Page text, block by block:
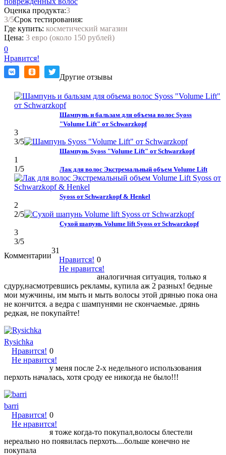
Оценка продукта:3
3/5Срок тестирования:
Где купить: косметический магазин
Цена: 3 евро (около 150 рублей)
0
Нравится!
Другие отзывы
Шампунь и бальзам для объема волос Syoss
"Volume Lift" от Schwarzkopf
3
3/5
Шампунь Syoss "Volume Lift" от Schwarzkopf
1
1/5 Лак для волос Экстремальный объем Volume Lift
Syoss от Schwarzkopf & Henkel
2
2/5
Сухой шапунь Volume lift Syoss от Schwarzkopf
3
3/5
Комментарии
31
Нравится!
Не нравится!
0
аналогичная ситуация, только я
сдуру,насмотревшись рекламы, купила аж 2 разных! бедные
мои мужчины, им мыть и мыть волосы этой дрянью пока она
не кончится. а ведра с шампунями не скончаемые. дрянь
редкая, не покупайте!
Rysichka
Нравится!
Не нравится!
0
у меня после 2-х недельного использования
перхоть началась, хотя сроду ее никогда не было!!!
barri
Нравится!
Не нравится!
0
я тоже когда-то покупал,волосы блестели
нереально но появилась перхоть....больше конечно не
покупала